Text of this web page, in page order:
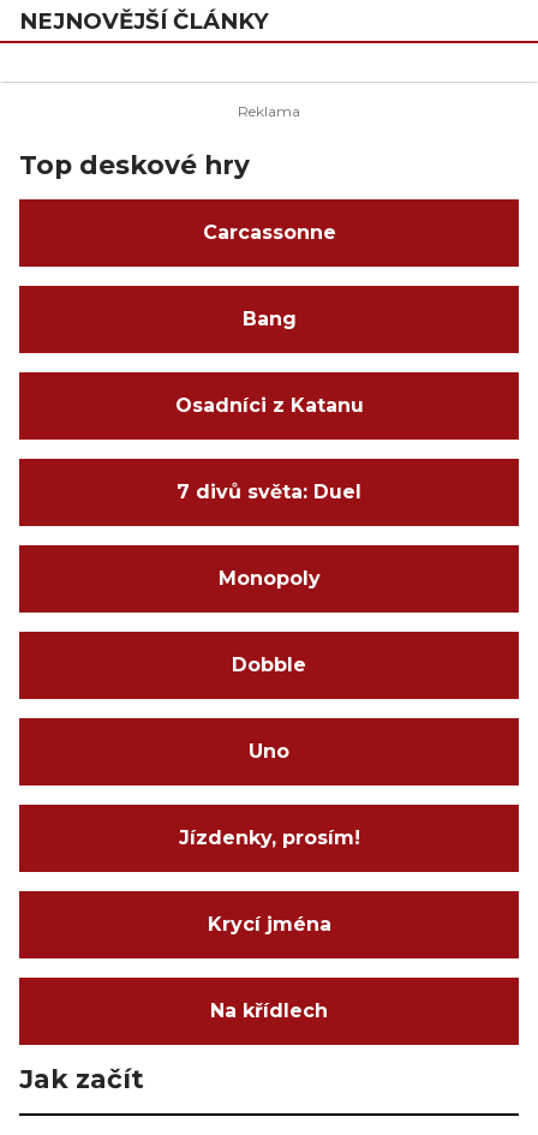
NEJNOVĚJŠÍ ČLÁNKY
Top deskové hry
Carcassonne
Bang
Osadníci z Katanu
7 divů světa: Duel
Monopoly
Dobble
Uno
Jízdenky, prosím!
Krycí jména
Na křídlech
Jak začít